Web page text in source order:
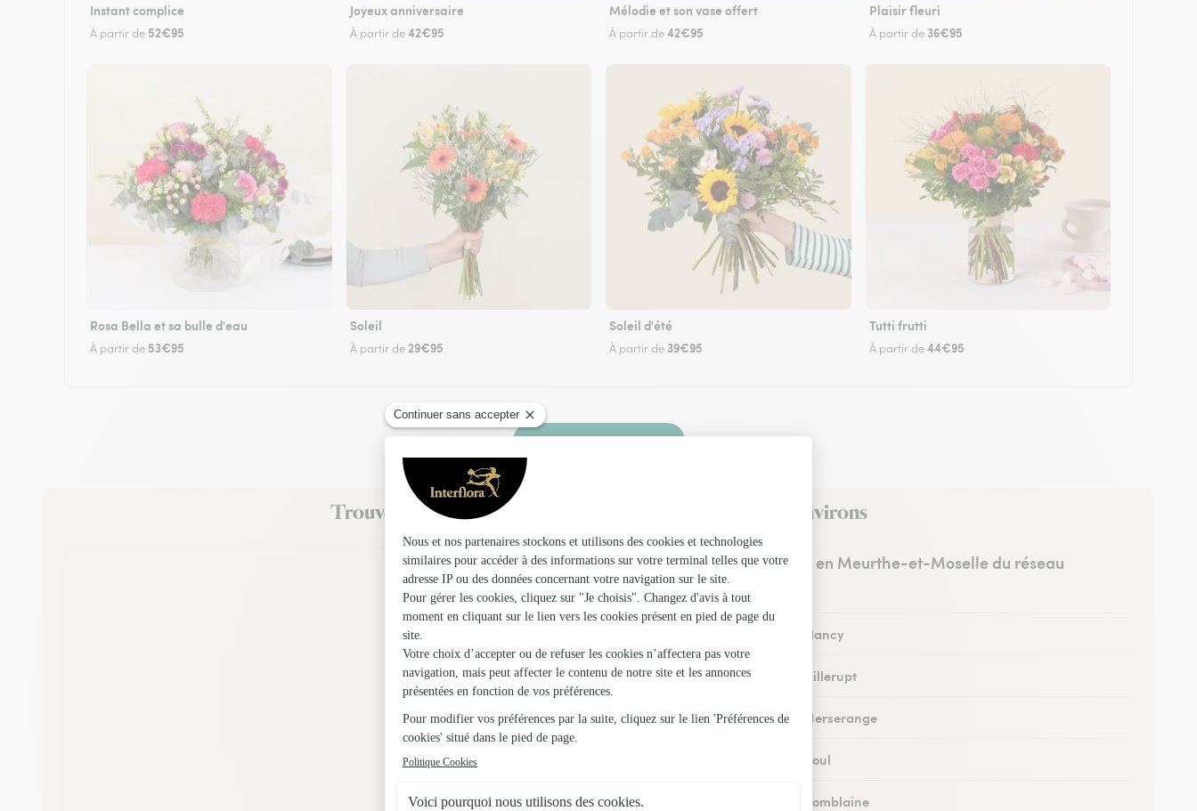
Instant complice
À partir de 52€95
Joyeux anniversaire
À partir de42€95
Mélodie et son vase offert
À partir de42€95
Plaisir fleuri
À partir de 36€95
Rosa Bella et sa bulle d'eau
À partir de 53€95
Soleil
À partir de 29€95
Soleil d'été
À partir de 39€95
Tutti frutti
À partir de44€95
Faire livrer des fleurs
Trouvez un fleuriste Interflora à Vroncourt et dans ses environs
Les fleuristes en Meurthe-et-Moselle du réseau
Interflora
Fleuristes à Nancy
Fleuristes à Villerupt
Fleuristes à Herserange
Fleuristes à Toul
Fleuristes à Tomblaine